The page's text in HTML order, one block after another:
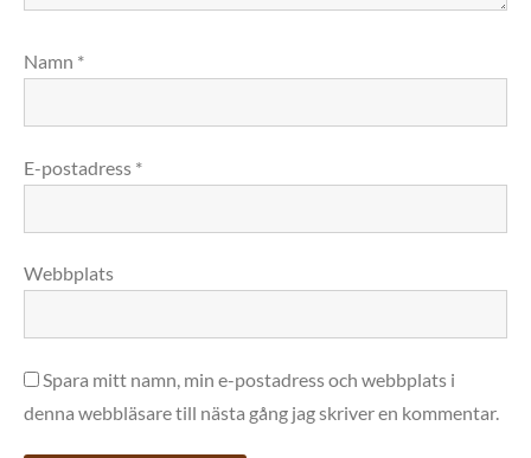
Namn *
E-postadress *
Webbplats
Spara mitt namn, min e-postadress och webbplats i
denna webbläsare till nästa gång jag skriver en kommentar.